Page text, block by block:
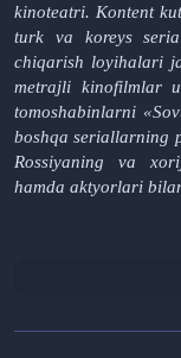
kinoteatri. Kontent
turk va koreys
chiqarish loyihalari
metrajli kinofilmlar
tomoshabinlarni
boshqa seriallarning
Rossiyaning va
hamda aktyorlari